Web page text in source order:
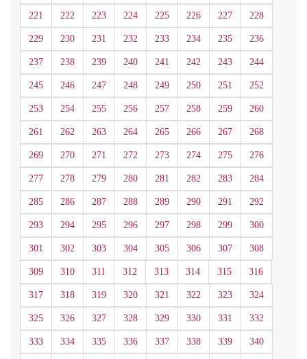
221 222 223 224 225 226 227 228
229 230 231 232 233 234 235 236
237 238 239 240 241 242 243 244
245 246 247 248 249 250 251 252
253 254 255 256 257 258 259 260
261 262 263 264 265 266 267 268
269 270 271 272 273 274 275 276
277 278 279 280 281 282 283 284
285 286 287 288 289 290 291 292
293 294 295 296 297 298 299 300
301 302 303 304 305 306 307 308
309 310 311 312 313 314 315 316
317 318 319 320 321 322 323 324
325 326 327 328 329 330 331 332
333 334 335 336 337 338 339 340